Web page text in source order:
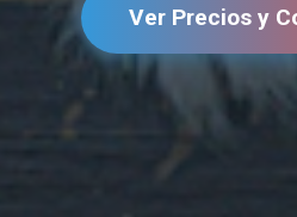
Ver Precios y